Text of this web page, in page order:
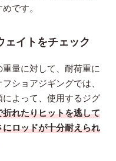
です。
ェイトをチェック
量に対して、耐荷重に
ショアジギングでは、
よって、使用するジグ
れたりヒットを逃して
ロッドが十分耐えられ